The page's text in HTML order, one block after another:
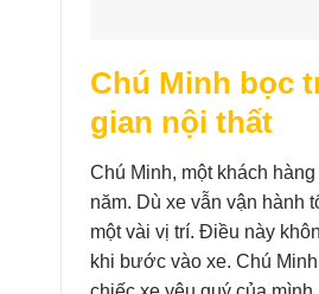
Chú Minh bọc
gian nội thất
Chú Minh, một khách
năm. Dù xe vẫn vận hành
một vài vị trí. Điều này
khi bước vào xe. Chú